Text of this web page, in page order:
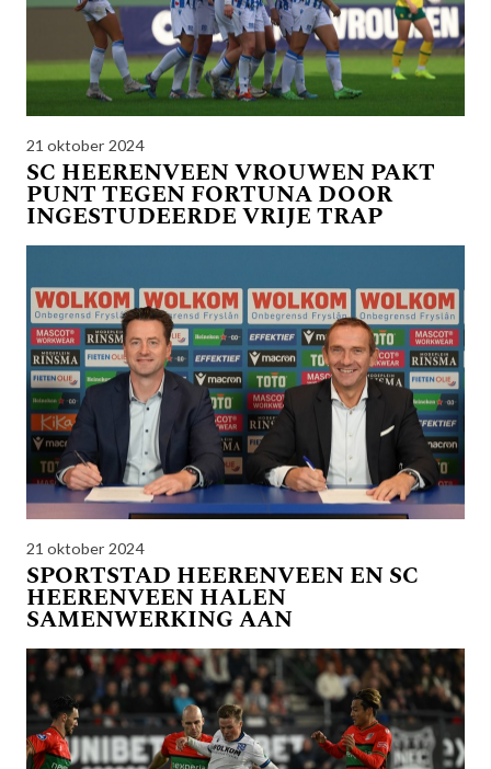
21 oktober 2024
SC HEERENVEEN VROUWEN PAKT
PUNT TEGEN FORTUNA DOOR
INGESTUDEERDE VRIJE TRAP
21 oktober 2024
SPORTSTAD HEERENVEEN EN SC
HEERENVEEN HALEN
SAMENWERKING AAN